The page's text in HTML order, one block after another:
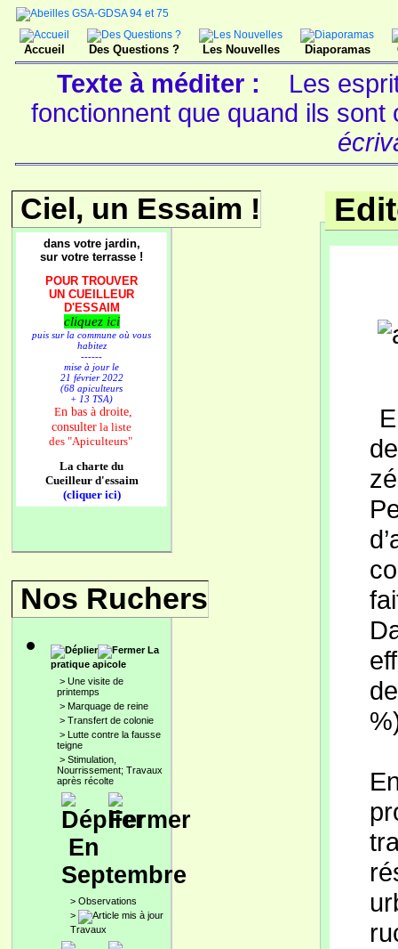
Accueil Des Questions ? Les Nouvelles Diaporamas
Texte à méditer :
Les
fonctionnent que quand ils
Ciel, un Essaim !
dans votre jardin,
sur votre terrasse !
POUR TROUVER
UN CUEILLEUR
D'ESSAIM
cliquez ici
puis sur la commune où vous
habitez
------
mise à jour le
21 février 2022
(68 apiculteurs
+ 13 TSA)
En bas à droite,
consulter la liste
des "Apiculteurs"
La charte du
Cueilleur d'essaim
(cliquer ici)
Nos Ruchers
La
pratique apicole
> Une visite de
printemps
> Marquage de reine
> Transfert de colonie
> Lutte contre la fausse
teigne
> Stimulation,
Nourrissement; Travaux
après récolte
En
Septembre
> Observations
>
Travaux